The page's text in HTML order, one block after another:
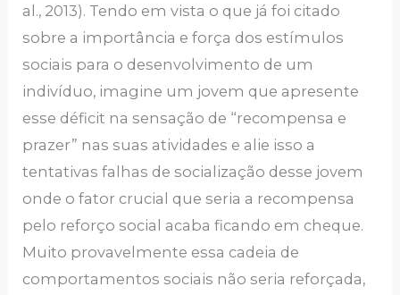
al., 2013). Tendo em vista o que já foi citado
sobre a importância e força dos estímulos
sociais para o desenvolvimento de um
indivíduo, imagine um jovem que apresente
esse déficit na sensação de “recompensa e
prazer” nas suas atividades e alie isso a
tentativas falhas de socialização desse jovem
onde o fator crucial que seria a recompensa
pelo reforço social acaba ficando em cheque.
Muito provavelmente essa cadeia de
comportamentos sociais não seria reforçada,